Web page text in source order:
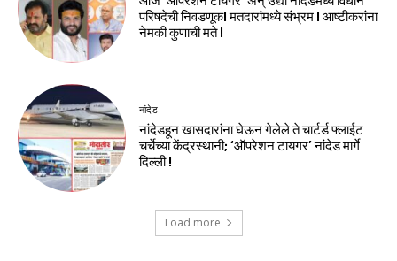
परिषदेची निवडणूक! मतदारांमध्ये संभ्रम ! आष्टीकरांना
नेमकी कुणाची मते !
नांदेड
नांदेडहून खासदारांना घेऊन गेलेले ते चार्टर्ड फ्लाईट
चर्चेच्या केंद्रस्थानी; ‘ऑपरेशन टायगर’ नांदेड मार्गे
दिल्ली !
Load more